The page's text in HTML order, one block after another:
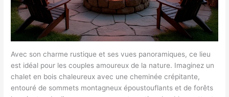
Avec son charme rustique et ses vues panoramiques, ce lieu
est idéal pour les couples amoureux de la nature. Imaginez un
chalet en bois chaleureux avec une cheminée crépitante,
entouré de sommets montagneux époustouflants et de forêts